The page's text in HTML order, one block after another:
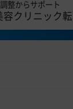
整からサポート
容クリニック